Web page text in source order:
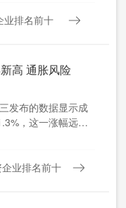
业排名前十
高 通胀风险
发布的数据显示成
，这一涨幅远超
业排名前十